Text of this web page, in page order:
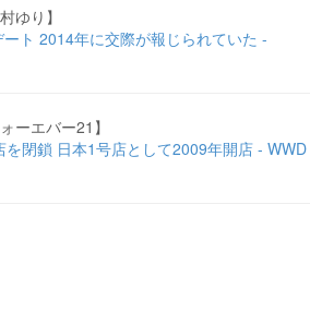
ゆり】
ト 2014年に交際が報じられていた -
ーエバー21】
を閉鎖 日本1号店として2009年開店 - WWD